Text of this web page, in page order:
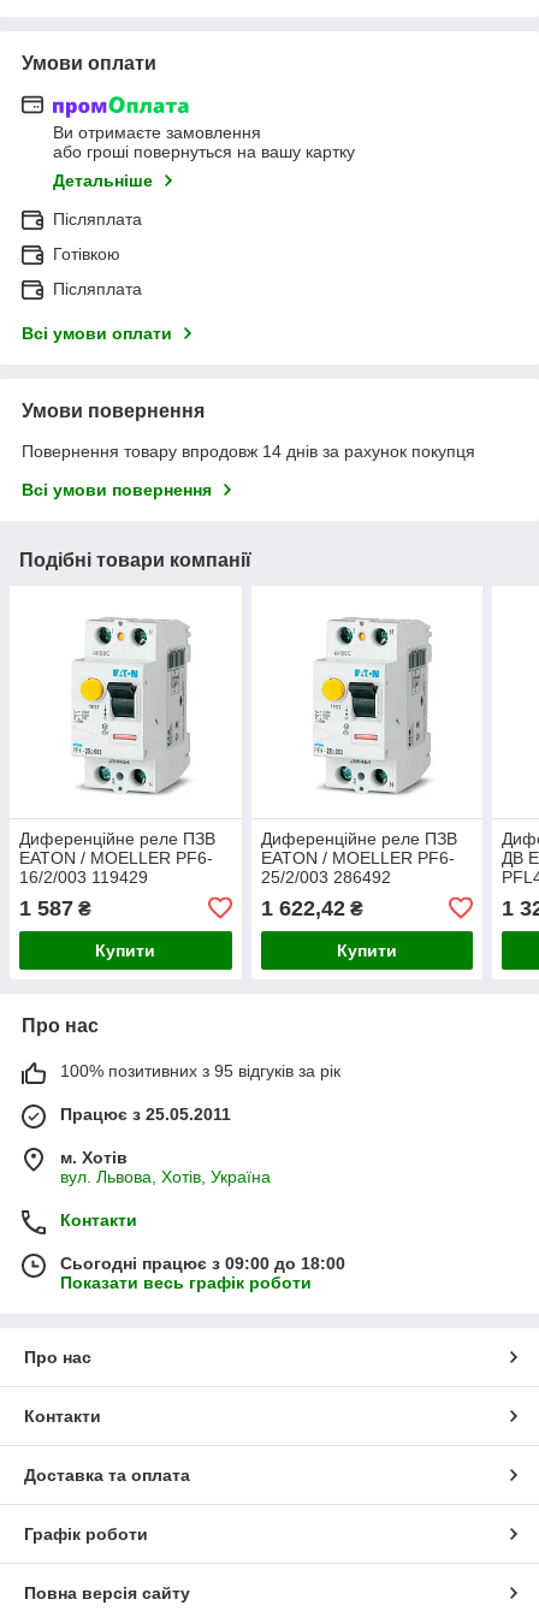
Умови оплати
Ви отримаєте замовлення
або гроші повернуться на вашу картку
Детальніше
Післяплата
Готівкою
Післяплата
Всі умови оплати
Умови повернення
Повернення товару впродовж 14 днів за рахунок покупця
Всі умови повернення
Подібні товари компанії
Диференційне реле ПЗВ
EATON / MOELLER PF6-
16/2/003 119429
1 587 ₴
Купити
Диференційне реле ПЗВ
EATON / MOELLER PF6-
25/2/003 286492
1 622,42₴
Купити
ДВ
1
Про нас
100% позитивних з 95 відгуків за рік
Працює з 25.05.2011
м. Хотів
вул. Львова, Хотів, Україна
Контакти
Сьогодні працює з 09:00 до 18:00
Показати весь графік роботи
Про нас
Контакти
Доставка та оплата
Графік роботи
Повна версія сайту